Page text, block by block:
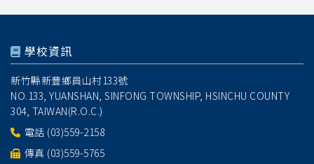
學校資訊
新竹縣新豐鄉員山村133號
NO.133, YUANSHAN, SINFONG TOWNSHIP, HSINCHU COUNTY
304, TAIWAN(R.O.C.)
電話 (03)559-2158
傳真 (03)559-5765